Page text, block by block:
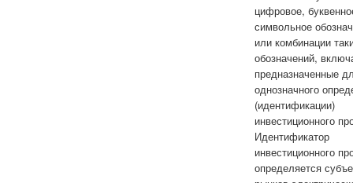
цифровое,
символьное
или комбинации
обозначений,
предназначенные
однозначного
(идентификации)
инвестиционного
Идентификатор
инвестиционного
определяется